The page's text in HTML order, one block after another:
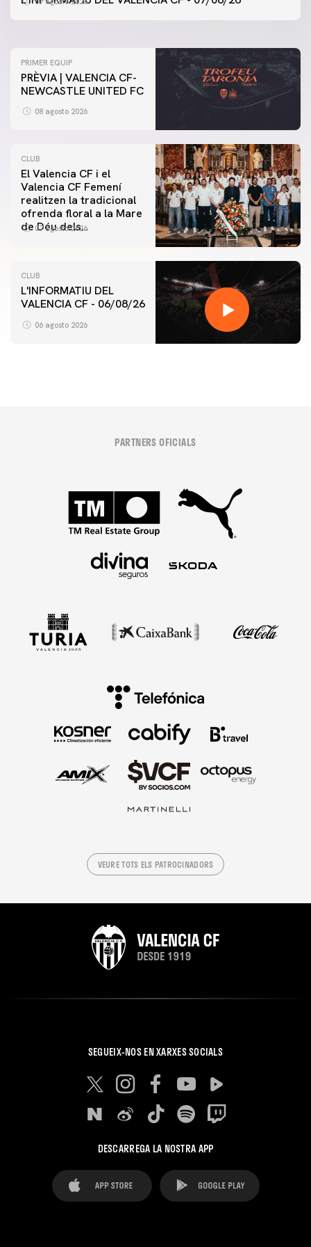
PRIMER EQUIP
PRÈVIA | VALENCIA CF-
NEWCASTLE UNITED FC
08 agosto 2026
CLUB
El Valencia CF i el
Valencia CF Femení
realitzen la tradicional
ofrenda floral a la Mare
de Déu dels
07 agosto 2026
CLUB
L'INFORMATIU DEL
VALENCIA CF - 06/08/26
06 agosto 2026
PARTNERS OFICIALS
VEURE TOTS ELS PATROCINADORS
SEGUEIX-NOS EN XARXES SOCIALS
DESCARREGA LA NOSTRA APP